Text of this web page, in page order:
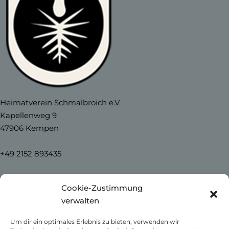
Cookie-Zustimmung
verwalten
Um dir ein optimales Erlebnis zu bieten, verwenden wir
Heimatverein Schmalbroich e.V.
Kapellenweg 9
47906 Kempen
+49 2152 893435
info@heimatverein-schmalbroich.de
News